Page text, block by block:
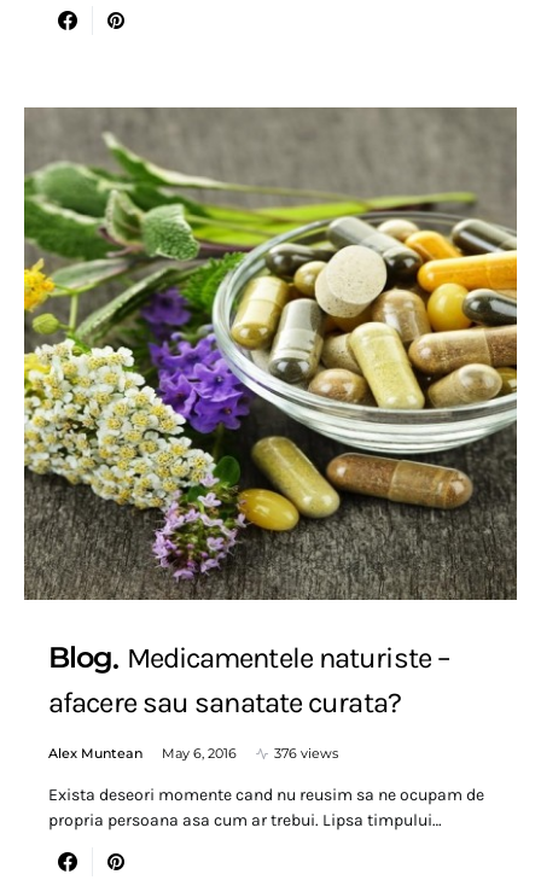
Blog Medicamentele naturiste –
afacere sau sanatate curata?
Alex Muntean May 6, 2016 376 views
Exista deseori momente cand nu reusim sa ne ocupam de
propria persoana asa cum ar trebui. Lipsa timpului…